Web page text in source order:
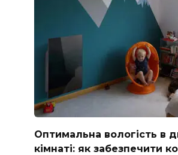
Оптимальна вологість в
кімнаті: як забезпечити